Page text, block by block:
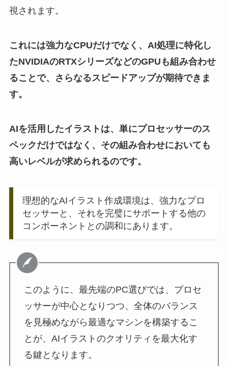
視されます。
これには強力なCPUだけでなく、AI処理に特化し
たNVIDIAのRTXシリーズなどのGPUも組み合わせ
ることで、さらなるスピードアップが期待できま
す。
AIを活用したイラストは、単にプロセッサーのス
ペックだけではなく、その組み合わせにおいても
高いレベルが求められるのです。
理想的なAIイラスト作成環境は、強力なプロ
セッサーと、それを完璧にサポートする他の
コンポーネントとの調和にあります。
このように、最先端のPC選びでは、プロセ
ッサーが中心となりつつ、全体のバランス
を見極めながら最適なマシンを構築するこ
とが、AIイラストのクオリティを最大化す
る鍵となります。